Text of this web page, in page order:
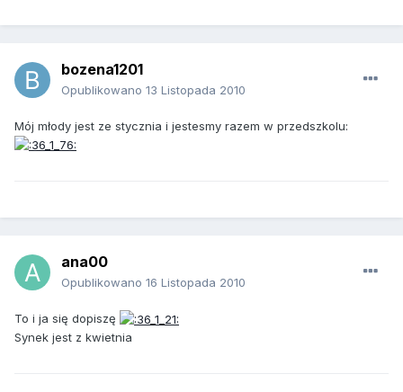
bozena1201
Opublikowano 13 Listopada 2010
Mój młody jest ze stycznia i jestesmy razem w przedszkolu:
ana00
Opublikowano 16 Listopada 2010
To i ja się dopiszę
Synek jest z kwietnia